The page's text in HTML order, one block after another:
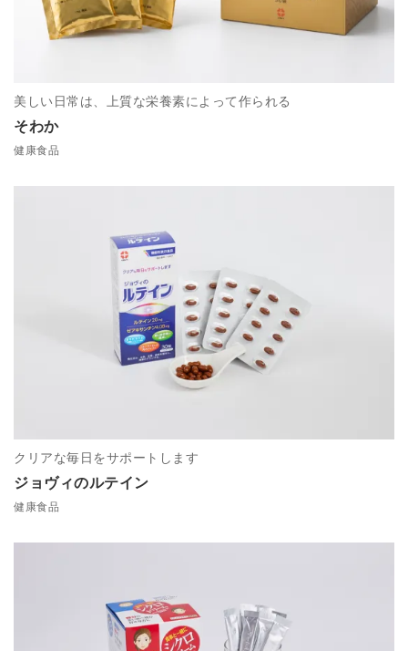
そわか
美しい日常は、上質な栄養素によって作られる
健康食品
ジョヴィのルテイン
クリアな毎日をサポートします
健康食品